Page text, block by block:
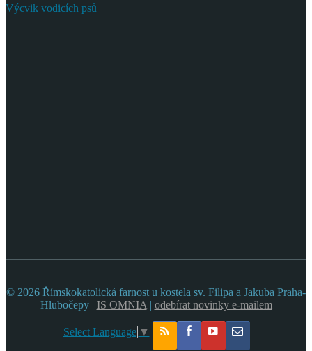
Výcvik vodicích psů
© 2026 Římskokatolická farnost u kostela sv. Filipa a Jakuba Praha-
Hlubočepy | IS OMNIA | odebírat novinky e-mailem
Select Language ▼